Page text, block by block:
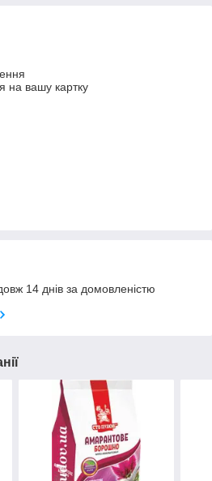
на вашу картку
14 днів за домовленістю